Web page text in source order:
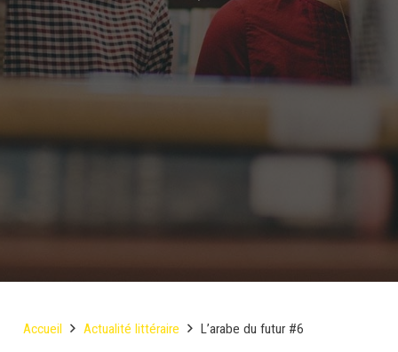
Accueil Actualité littéraire L’arabe du futur #6